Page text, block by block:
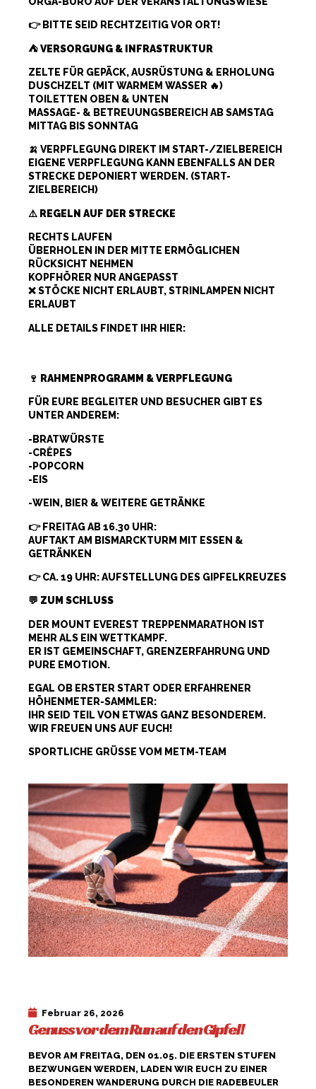
👉 BITTE SEID RECHTZEITIG VOR ORT!
⛺VERSORGUNG & INFRASTRUKTUR
ZELTE FÜR GEPÄCK, AUSRÜSTUNG & ERHOLUNG
DUSCHZELT (MIT WARMEM WASSER 🔥)
TOILETTEN OBEN & UNTEN
MASSAGE- & BETREUUNGSBEREICH AB SAMSTAG
MITTAG BIS SONNTAG
🍌 VERPFLEGUNG DIREKT IM START-/ZIELBEREICH
EIGENE VERPFLEGUNG KANN EBENFALLS AN DER
STRECKE DEPONIERT WERDEN. (START-
ZIELBEREICH)
⚠️ REGELN AUF DER STRECKE
RECHTS LAUFEN
ÜBERHOLEN IN DER MITTE ERMÖGLICHEN
RÜCKSICHT NEHMEN
KOPFHÖRER NUR ANGEPASST
❌ STÖCKE NICHT ERLAUBT, STRINLAMPEN NICHT
ERLAUBT
ALLE DETAILS FINDET IHR HIER:
🍷 RAHMENPROGRAMM & VERPFLEGUNG
FÜR EURE BEGLEITER UND BESUCHER GIBT ES
UNTER ANDEREM:
-BRATWÜRSTE
-CRÊPES
-POPCORN
-EIS
-WEIN, BIER & WEITERE GETRÄNKE
👉 FREITAG AB 16.30 UHR:
AUFTAKT AM BISMARCKTURM MIT ESSEN &
GETRÄNKEN
👉 CA. 19 UHR: AUFSTELLUNG DES GIPFELKREUZES
💬 ZUM SCHLUSS
DER MOUNT EVEREST TREPPENMARATHON IST
MEHR ALS EIN WETTKAMPF.
ER IST GEMEINSCHAFT, GRENZERFAHRUNG UND
PURE EMOTION.
EGAL OB ERSTER START ODER ERFAHRENER
HÖHENMETER-SAMMLER:
IHR SEID TEIL VON ETWAS GANZ BESONDEREM.
WIR FREUEN UNS AUF EUCH!
SPORTLICHE GRÜSSE VOM METM-TEAM
Februar 26, 2026
Genuss vor dem Run auf den Gipfel!
BEVOR AM FREITAG, DEN 01.05. DIE ERSTEN STUFEN
BEZWUNGEN WERDEN, LADEN WIR EUCH ZU EINER
BESONDEREN WANDERUNG DURCH DIE RADEBEULER